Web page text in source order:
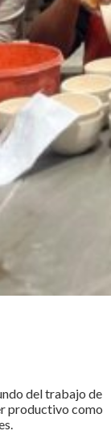
del trabajo de
productivo como